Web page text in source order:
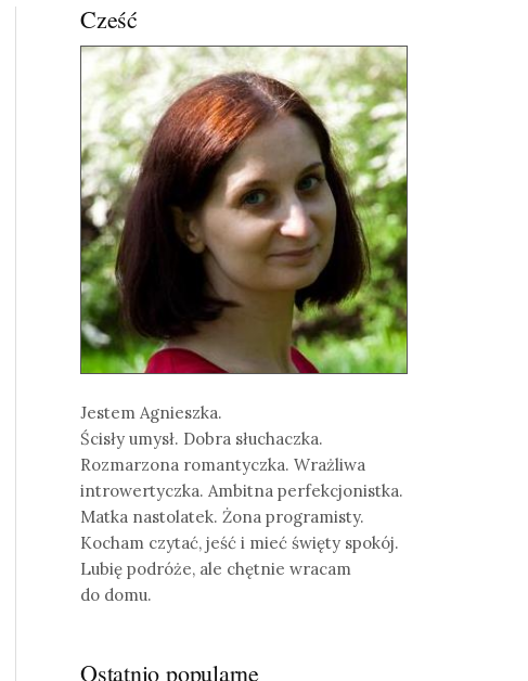
Cześć
Jestem Agnieszka.
Ścisły umysł. Dobra słuchaczka.
Rozmarzona romantyczka. Wrażliwa
introwertyczka. Ambitna perfekcjonistka.
Matka nastolatek. Żona programisty.
Kocham czytać, jeść i mieć święty spokój.
Lubię podróże, ale chętnie wracam
do domu.
Ostatnio popularne